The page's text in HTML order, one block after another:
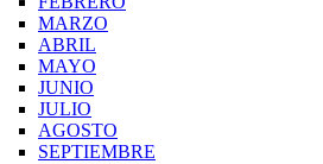
MARZO
ABRIL
MAYO
JUNIO
JULIO
AGOSTO
SEPTIEMBRE